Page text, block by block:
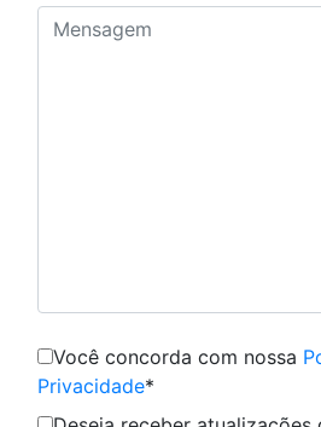
Você concorda com nossa
Privacidade*